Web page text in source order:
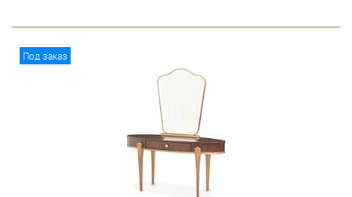
Под заказ